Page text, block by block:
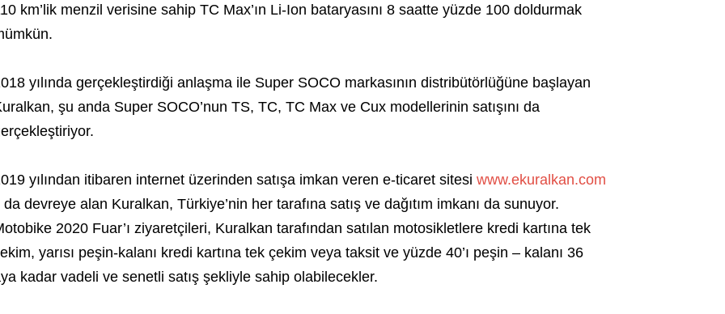
km’lik menzil verisine sahip TC Max’ın Li-Ion bataryasını 8 saatte yüzde 100 doldurmak
yılında gerçekleştirdiği anlaşma ile Super SOCO markasının distribütörlüğüne başlayan
şu anda Super SOCO’nun TS, TC, TC Max ve Cux modellerinin satışını da
yılından itibaren internet üzerinden satışa imkan veren e-ticaret sitesi www.ekuralkan.com
da devreye alan Kuralkan, Türkiye’nin her tarafına satış ve dağıtım imkanı da sunuyor.
2020 Fuar’ı ziyaretçileri, Kuralkan tarafından satılan motosikletlere kredi kartına tek
yarısı peşin-kalanı kredi kartına tek çekim veya taksit ve yüzde 40’ı peşin – kalanı 36
kadar vadeli ve senetli satış şekliyle sahip olabilecekler.